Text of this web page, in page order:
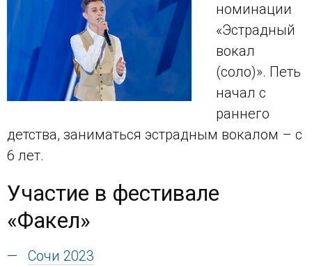
номинации
«Эстрадный
вокал
(соло)». Петь
начал с
раннего
детства, заниматься эстрадным вокалом – с
6 лет.
Участие в фестивале
«Факел»
Сочи 2023